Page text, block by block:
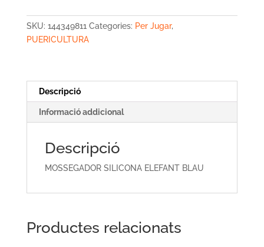
ELEFANT
BLAU
SKU: 144349811 Categories: Per Jugar,
PUERICULTURA
Descripció
Informació addicional
Descripció
MOSSEGADOR SILICONA ELEFANT BLAU
Productes relacionats